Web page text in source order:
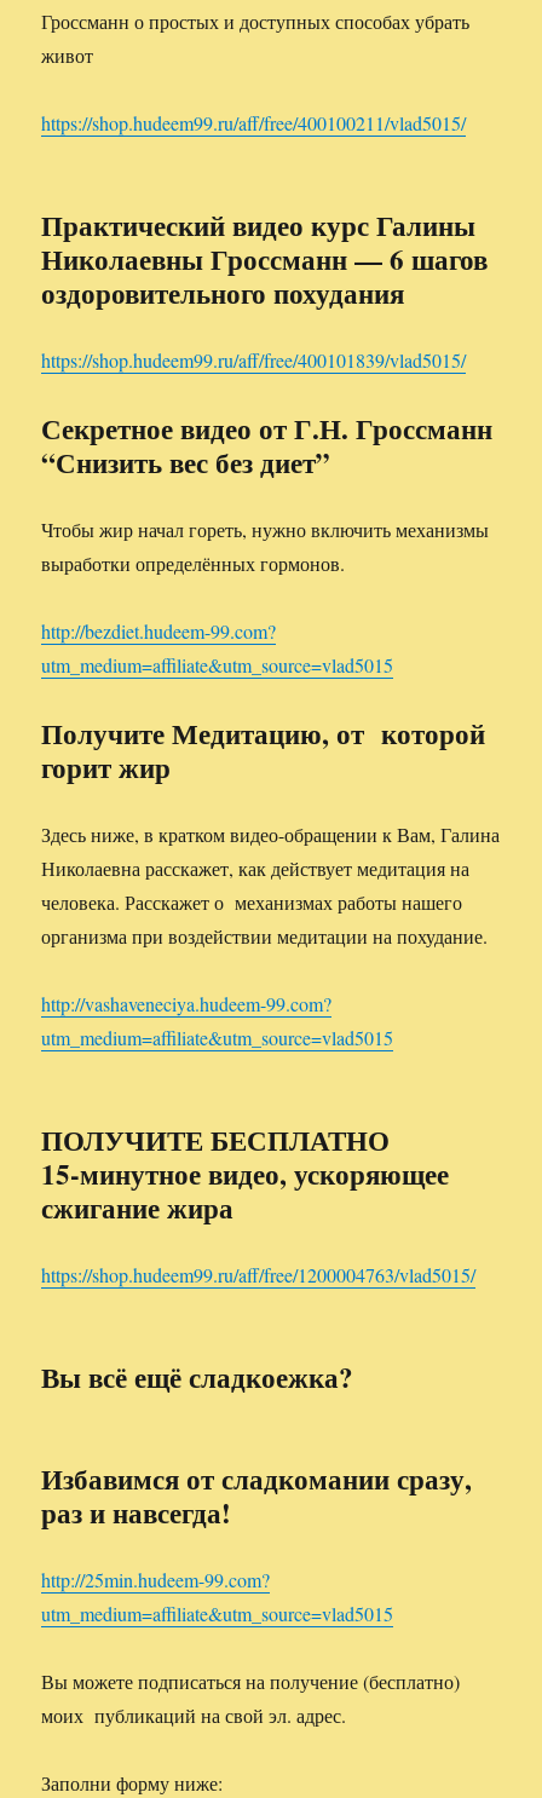
Гроссманн о простых и доступных способах убрать
живот
https://shop.hudeem99.ru/aff/free/400100211/vlad5015/
Практический видео курс Галины
Николаевны Гроссманн — 6 шагов
оздоровительного похудания
https://shop.hudeem99.ru/aff/free/400101839/vlad5015/
Секретное видео от Г.Н. Гроссманн
“Снизить вес без диет”
Чтобы жир начал гореть, нужно включить механизмы
выработки определённых гормонов.
http://bezdiet.hudeem-99.com?
utm_medium=affiliate&utm_source=vlad5015
Получите Медитацию, от которой
горит жир
Здесь ниже, в кратком видео-обращении к Вам, Галина
Николаевна расскажет, как действует медитация на
человека. Расскажет о механизмах работы нашего
организма при воздействии медитации на похудание.
http://vashaveneciya.hudeem-99.com?
utm_medium=affiliate&utm_source=vlad5015
ПОЛУЧИТЕ БЕСПЛАТНО
15-минутное видео, ускоряющее
сжигание жира
https://shop.hudeem99.ru/aff/free/1200004763/vlad5015/
Вы всё ещё сладкоежка?
Избавимся от сладкомании сразу,
раз и навсегда!
http://25min.hudeem-99.com?
utm_medium=affiliate&utm_source=vlad5015
Вы можете подписаться на получение (бесплатно)
моих публикаций на свой эл. адрес.
Заполни форму ниже: